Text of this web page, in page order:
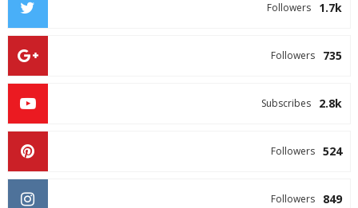
1.7k
Followers
735
Followers
2.8k
Subscribes
524
Followers
849
Followers